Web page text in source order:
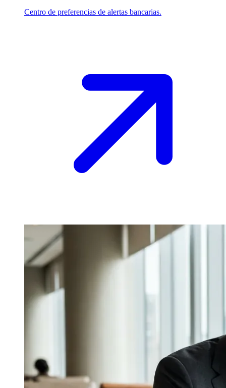
Centro de preferencias de alertas bancarias.